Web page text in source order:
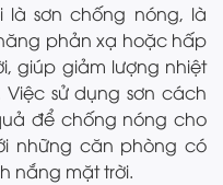
là sơn chống nóng, là
phản xạ hoặc hấp
giúp giảm lượng nhiệt
sử dụng sơn cách
để chống nóng cho
những căn phòng có
nắng mặt trời.